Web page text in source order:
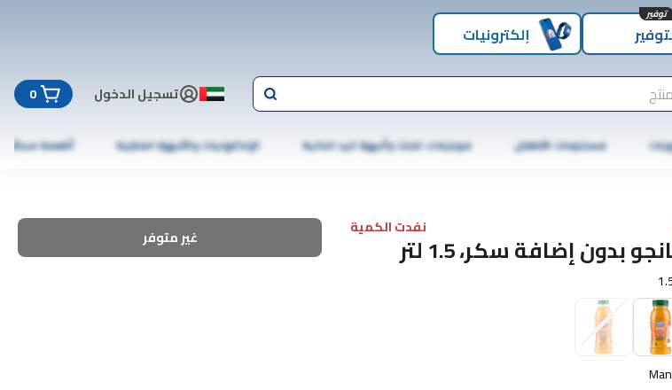
توفير
إلكترونيات
منتج تسجيل الدخول 0
مستلزمات الأطفال موبايلات، تابلت وأجهزة اليد الذكية الإلكترونيات والأجهزة المنزلية أطعمة مجمّدة
نفدت الكمية
بدون إضافة سكر، 1.5 لتر غير متوفر